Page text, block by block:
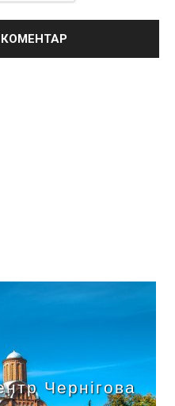
Чернігова